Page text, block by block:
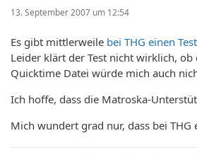
13. September 2007 um 12:54
Es gibt mittlerweile bei THG einen Test
Leider klärt der Test nicht wirklich,
Quicktime Datei würde mich auch
Ich hoffe, dass die Matroska-
Mich wundert grad nur, dass bei